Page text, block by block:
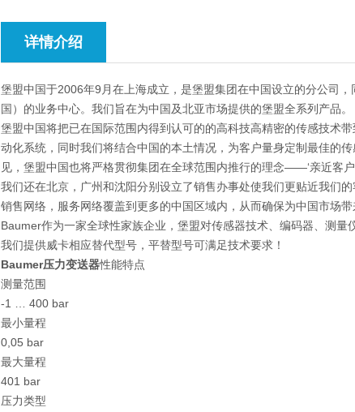
详情介绍
堡盟中国于2006年9月在上海成立，是堡盟集团在中国设立的分公司
国）的业务中心。我们旨在为中国及北亚市场提供的堡盟全系列产品。
堡盟中国将把已在国际范围内得到认可的的高科技高精密的传感技术
动化系统，同时我们将结合中国的本土情况，为客户量身定制最佳的
见，堡盟中国也将严格贯彻集团在全球范围内推行的理念——‘亲近客
我们还在北京，广州和沈阳分别设立了销售办事处使我们更贴近我们
销售网络，服务网络覆盖到更多的中国区域内，从而确保为中国市场带
Baumer作为一家全球性家族企业，堡盟对传感器技术、编码器、测量
我们提供威卡相应替代型号，平替型号可满足技术要求！
Baumer压力变送器性能特点
测量范围
-1 … 400 bar
最小量程
0,05 bar
最大量程
401 bar
压力类型